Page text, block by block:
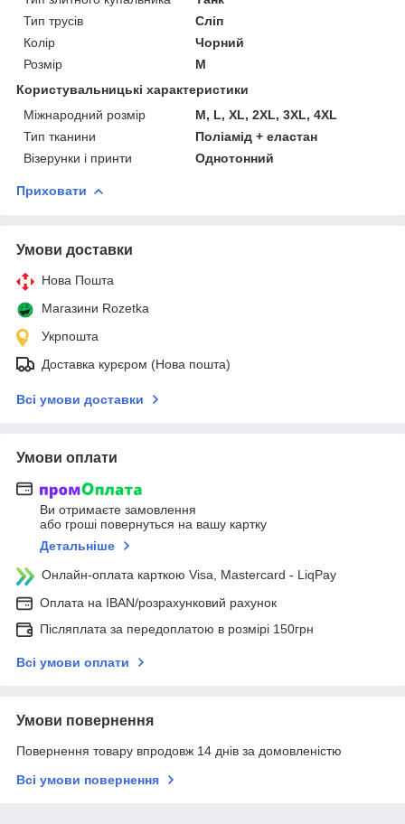
Тип трусів
Сліп
Колір
Чорний
Розмір
M
Користувальницькі характеристики
Міжнародний розмір
M, L, ХL, 2ХL, 3ХL, 4ХL
Тип тканини
Поліамід + еластан
Візерунки і принти
Однотонний
Приховати
Умови доставки
Нова Пошта
Магазини Rozetka
Укрпошта
Доставка курєром (Нова пошта)
Всі умови доставки
Умови оплати
Ви отримаєте замовлення
або гроші повернуться на вашу картку
Детальніше
Онлайн-оплата карткою Visa, Mastercard - LiqPay
Оплата на IBAN/розрахунковий рахунок
Післяплата за передоплатою в розмірі 150грн
Всі умови оплати
Умови повернення
Повернення товару впродовж 14 днів за домовленістю
Всі умови повернення